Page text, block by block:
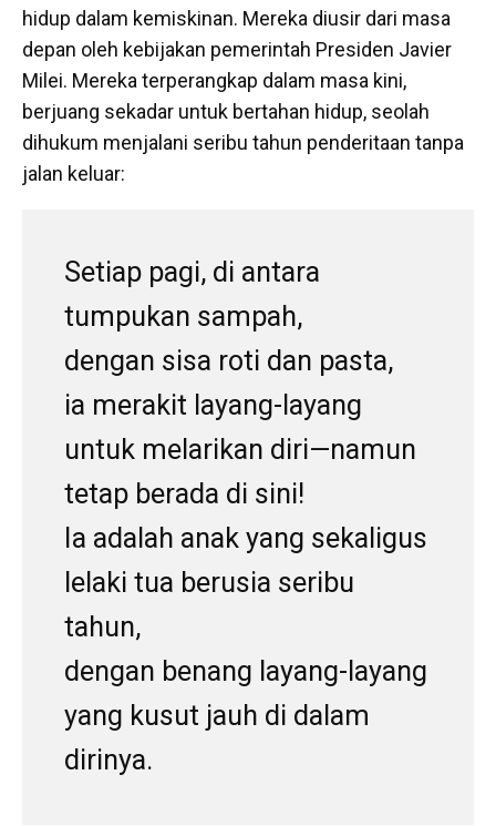
hidup dalam kemiskinan. Mereka diusir dari masa
depan oleh kebijakan pemerintah Presiden Javier
Milei. Mereka terperangkap dalam masa kini,
berjuang sekadar untuk bertahan hidup, seolah
dihukum menjalani seribu tahun penderitaan tanpa
jalan keluar:
Setiap pagi, di antara
tumpukan sampah,
dengan sisa roti dan pasta,
ia merakit layang-layang
untuk melarikan diri—namun
tetap berada di sini!
Ia adalah anak yang sekaligus
lelaki tua berusia seribu
tahun,
dengan benang layang-layang
yang kusut jauh di dalam
dirinya.